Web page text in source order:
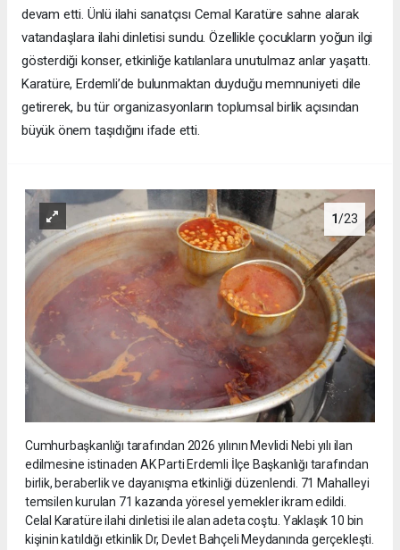
devam etti. Ünlü ilahi sanatçısı Cemal Karatüre sahne alarak
vatandaşlara ilahi dinletisi sundu. Özellikle çocukların yoğun ilgi
gösterdiği konser, etkinliğe katılanlara unutulmaz anlar yaşattı.
Karatüre, Erdemli’de bulunmaktan duyduğu memnuniyeti dile
getirerek, bu tür organizasyonların toplumsal birlik açısından
büyük önem taşıdığını ifade etti.
1/23
Cumhurbaşkanlığı tarafından 2026 yılının Mevlidi Nebi yılı ilan
edilmesine istinaden AK Parti Erdemli İlçe Başkanlığı tarafından
birlik, beraberlik ve dayanışma etkinliği düzenlendi. 71 Mahalleyi
temsilen kurulan 71 kazanda yöresel yemekler ikram edildi.
Celal Karatüre ilahi dinletisi ile alan adeta coştu. Yaklaşık 10 bin
kişinin katıldığı etkinlik Dr, Devlet Bahçeli Meydanında gerçekleşti.